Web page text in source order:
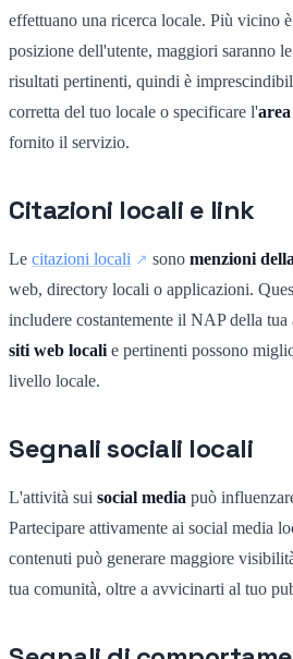
effettuano una ricerca locale. Più vicino
posizione dell'utente, maggiori saranno
risultati pertinenti, quindi è
corretta del tuo locale o specificare l'
fornito il servizio.
Citazioni locali e link
Le citazioni locali sono menzioni
web, directory locali o applicazioni.
includere costantemente il NAP della
siti web locali e pertinenti possono
livello locale.
Segnali sociali locali
L'attività sui social media può
Partecipare attivamente ai social media
contenuti può generare maggiore
tua comunità, oltre a avvicinarti al tuo